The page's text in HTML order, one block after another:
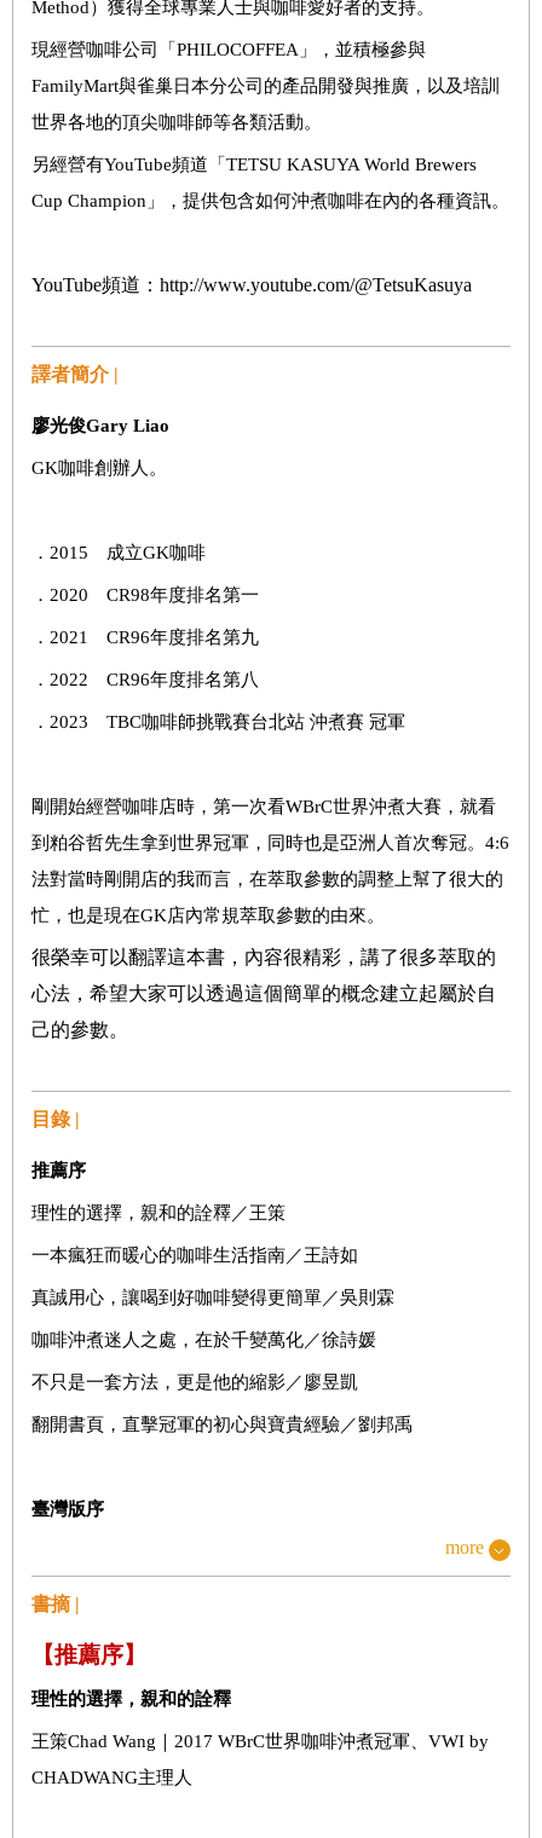
Method）獲得全球專業人士與咖啡愛好者的支持。
現經營咖啡公司「PHILOCOFFEA」，並積極參與
FamilyMart與雀巢日本分公司的產品開發與推廣，以及培訓
世界各地的頂尖咖啡師等各類活動。
另經營有YouTube頻道「TETSU KASUYA World Brewers
Cup Champion」，提供包含如何沖煮咖啡在內的各種資訊。
YouTube頻道：http://www.youtube.com/@TetsuKasuya
譯者簡介 |
廖光俊Gary Liao
GK咖啡創辦人。
．2015 成立GK咖啡
．2020 CR98年度排名第一
．2021 CR96年度排名第九
．2022 CR96年度排名第八
．2023 TBC咖啡師挑戰賽台北站 沖煮賽 冠軍
剛開始經營咖啡店時，第一次看WBrC世界沖煮大賽，就看
到粕谷哲先生拿到世界冠軍，同時也是亞洲人首次奪冠。4:6
法對當時剛開店的我而言，在萃取參數的調整上幫了很大的
忙，也是現在GK店內常規萃取參數的由來。
很榮幸可以翻譯這本書，內容很精彩，講了很多萃取的
心法，希望大家可以透過這個簡單的概念建立起屬於自
己的參數。
目錄 |
推薦序
理性的選擇，親和的詮釋／王策
一本瘋狂而暖心的咖啡生活指南／王詩如
真誠用心，讓喝到好咖啡變得更簡單／吳則霖
咖啡沖煮迷人之處，在於千變萬化／徐詩媛
不只是一套方法，更是他的縮影／廖昱凱
翻開書頁，直擊冠軍的初心與寶貴經驗／劉邦禹
臺灣版序
more
書摘 |
【推薦序】
理性的選擇，親和的詮釋
王策Chad Wang｜2017 WBrC世界咖啡沖煮冠軍、VWI by
CHADWANG主理人